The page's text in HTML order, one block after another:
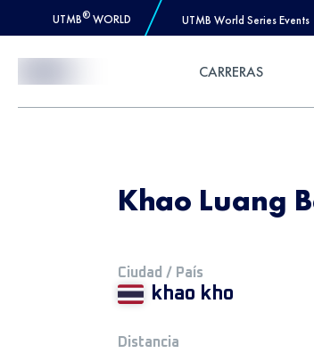
UTMB® WORLD UTMB World Series Events
CARRERAS
Khao Luang
Ciudad / País
khao kho
Distancia